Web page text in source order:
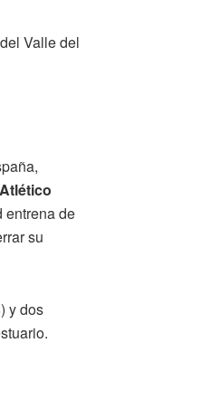
Valle del
Atlético
entrena de
su
y dos